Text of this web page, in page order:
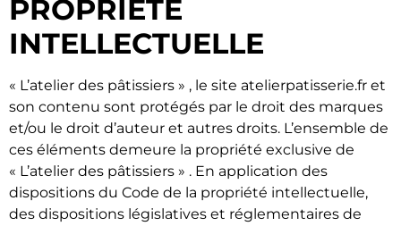
PROPRIÉTÉ
INTELLECTUELLE
« L’atelier des pâtissiers » , le site atelierpatisserie.fr et
son contenu sont protégés par le droit des marques
et/ou le droit d’auteur et autres droits. L’ensemble de
ces éléments demeure la propriété exclusive de
« L’atelier des pâtissiers » . En application des
dispositions du Code de la propriété intellectuelle,
des dispositions législatives et réglementaires de